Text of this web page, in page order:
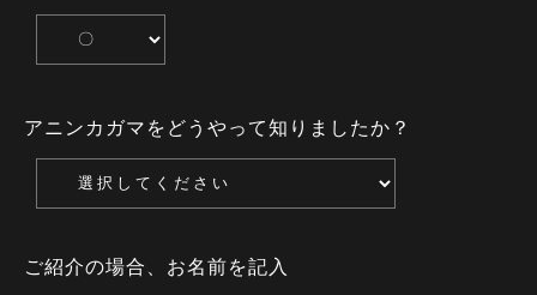
アニンカガマをどうやって知りましたか？
ご紹介の場合、お名前を記入